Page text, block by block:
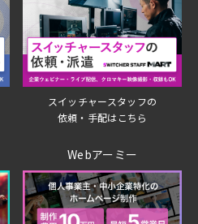
スイッチャースタッフの
依頼・手配はこちら
Webアーミー